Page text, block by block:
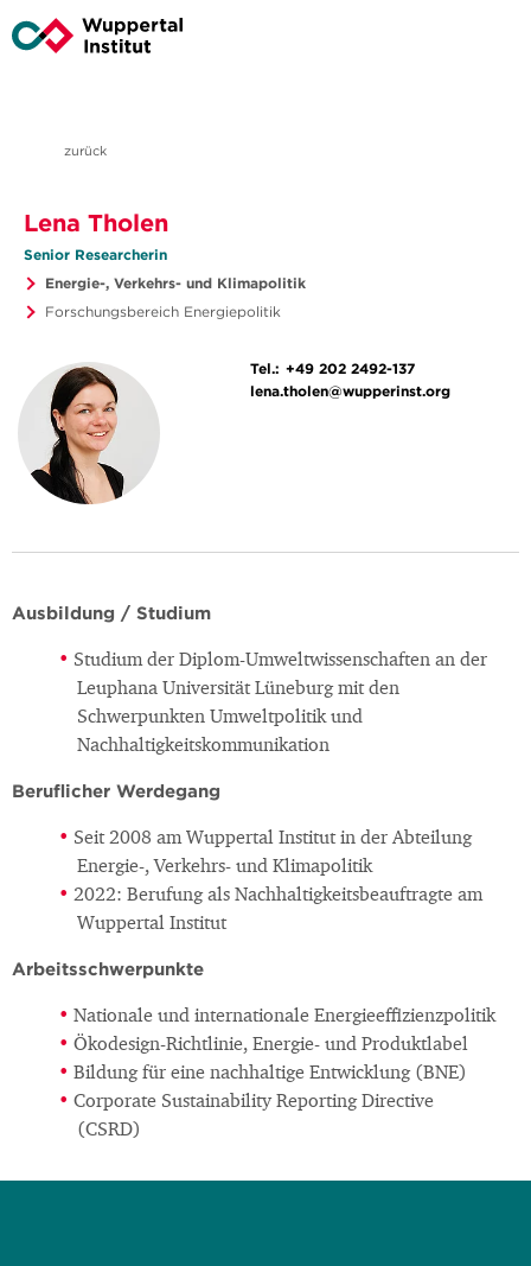
zurück
Lena Tholen
Senior Researcherin
Energie-, Verkehrs- und Klimapolitik
Forschungsbereich Energiepolitik
Tel.: +49 202 2492-137
lena.tholen@wupperinst.org
Ausbildung / Studium
Studium der Diplom-Umweltwissenschaften an der
Leuphana Universität Lüneburg mit den
Schwerpunkten Umweltpolitik und
Nachhaltigkeitskommunikation
Beruflicher Werdegang
Seit 2008 am Wuppertal Institut in der Abteilung
Energie-, Verkehrs- und Klimapolitik
2022: Berufung als Nachhaltigkeitsbeauftragte am
Wuppertal Institut
Arbeitsschwerpunkte
Nationale und internationale Energieeffizienzpolitik
Ökodesign-Richtlinie, Energie- und Produktlabel
Bildung für eine nachhaltige Entwicklung (BNE)
Corporate Sustainability Reporting Directive
(CSRD)